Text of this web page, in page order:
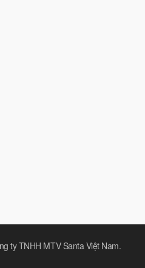
ty TNHH MTV Santa Việt Nam.